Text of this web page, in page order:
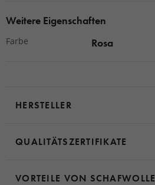
Weitere Eigenschaften
Farbe Rosa
HERSTELLER
QUALITÄTSZERTIFIKATE
VORTEILE VON SCHAFWOLLE